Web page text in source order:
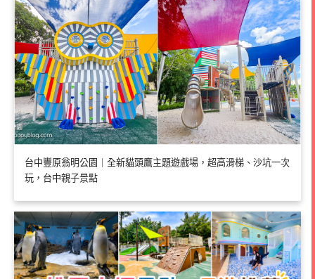
台中豐原翁明公園｜全新貓頭鷹主題遊戲場，超高滑梯、沙坑一次
玩，台中親子景點